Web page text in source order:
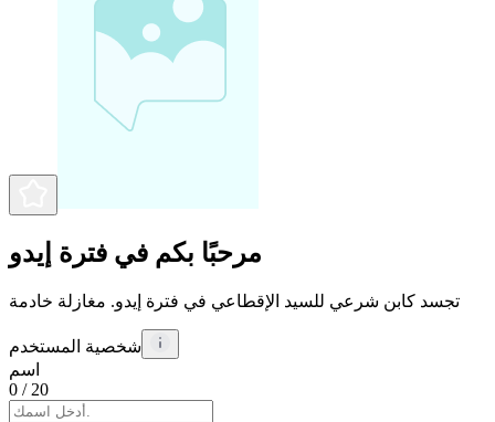
مرحبًا بكم في فترة إيدو
تجسد كابن شرعي للسيد الإقطاعي في فترة إيدو. مغازلة خادمة
شخصية المستخدم
اسم
0 / 20